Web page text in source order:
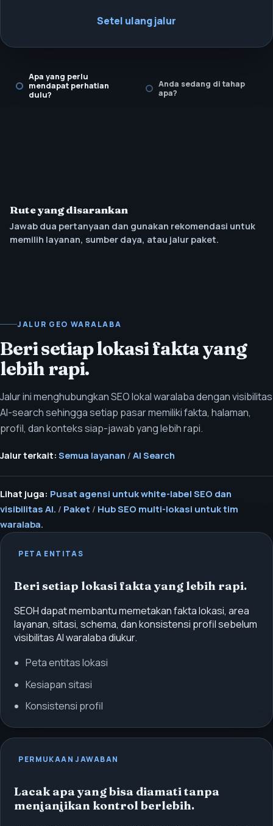
Setel ulang jalur
Apa yang perlu
mendapat perhatian
dulu?
Anda sedang di tahap
apa?
Rute yang disarankan
Jawab dua pertanyaan dan gunakan rekomendasi untuk
memilih layanan, sumber daya, atau jalur paket.
JALUR GEO WARALABA
Beri setiap lokasi fakta yang
lebih rapi.
Jalur ini menghubungkan SEO lokal waralaba dengan visibilitas
AI-search sehingga setiap pasar memiliki fakta, halaman,
profil, dan konteks siap-jawab yang lebih rapi.
Jalur terkait: Semua layanan / AI Search
Lihat juga: Pusat agensi untuk white-label SEO dan
visibilitas AI. / Paket / Hub SEO multi-lokasi untuk tim
waralaba.
PETA ENTITAS
Beri setiap lokasi fakta yang lebih rapi.
SEOH dapat membantu memetakan fakta lokasi, area
layanan, sitasi, schema, dan konsistensi profil sebelum
visibilitas AI waralaba diukur.
Peta entitas lokasi
Kesiapan sitasi
Konsistensi profil
PERMUKAAN JAWABAN
Lacak apa yang bisa diamati tanpa
menjanjikan kontrol berlebih.